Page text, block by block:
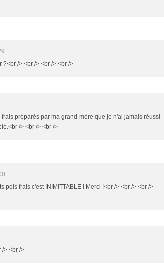
?<br /> <br /> <br /> <br />
préparés par ma grand-mère que je n'ai jamais réussi
/> <br /> <br />
pois frais c'est INIMITTABLE ! Merci !<br /> <br /> <br />
/> <br />